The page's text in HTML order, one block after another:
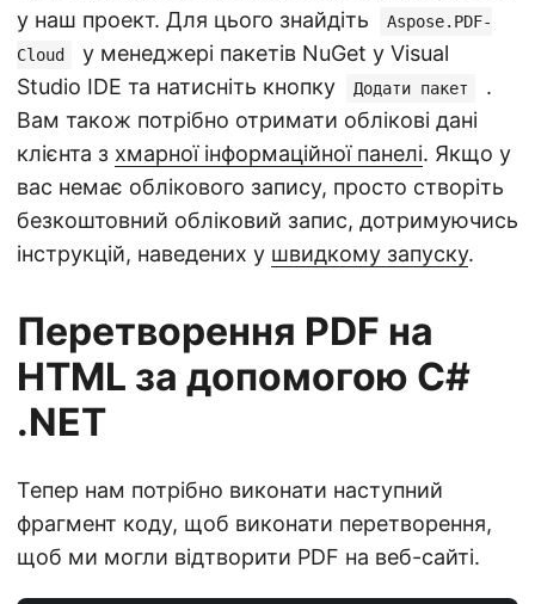
у наш проект. Для цього знайдіть
Aspose.PDF-
Cloud
у менеджері пакетів NuGet у Visual
Studio IDE та натисніть кнопку
Додати пакет
.
Вам також потрібно отримати облікові дані
клієнта з хмарної інформаційної панелі. Якщо у
вас немає облікового запису, просто створіть
безкоштовний обліковий запис, дотримуючись
інструкцій, наведених у швидкому запуску.
Перетворення PDF на
HTML за допомогою C#
.NET
Тепер нам потрібно виконати наступний
фрагмент коду, щоб виконати перетворення,
щоб ми могли відтворити PDF на веб-сайті.